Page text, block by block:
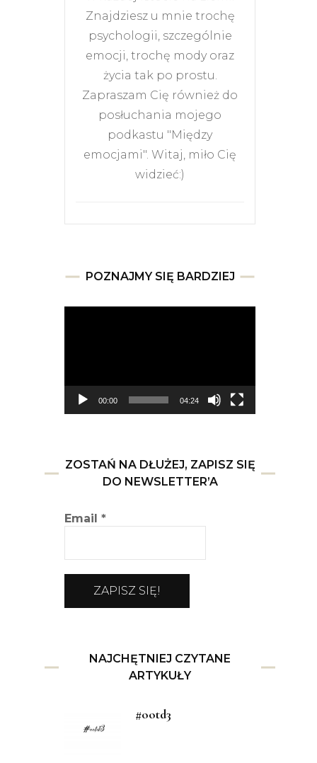
Znajdziesz u mnie trochę
psychologii, szczególnie
emocji, trochę mody oraz
życia tak po prostu.
Zapraszam Cię również do
posłuchania mojego
podkastu "Między
emocjami". Witaj, miło Cię
widzieć:)
POZNAJMY SIĘ BARDZIEJ
00:00 04:24
ZOSTAŃ NA DŁUŻEJ, ZAPISZ SIĘ
DO NEWSLETTER’A
Email *
NAJCHĘTNIEJ CZYTANE
ARTYKUŁY
#ootd3